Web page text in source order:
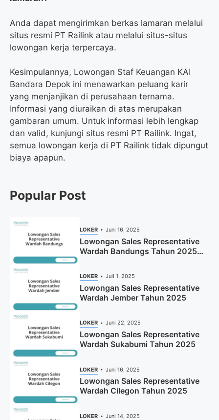
Anda dapat mengirimkan berkas lamaran melalui
situs resmi PT Railink atau melalui situs-situs
lowongan kerja terpercaya.
Kesimpulannya, Lowongan Staf Keuangan KAI
Bandara Depok ini menawarkan peluang karir
yang menjanjikan di perusahaan ternama.
Informasi yang diuraikan di atas merupakan
gambaran umum. Untuk informasi lebih lengkap
dan valid, kunjungi situs resmi PT Railink. Ingat,
semua lowongan kerja di PT Railink tidak dipungut
biaya apapun.
Popular Post
LOKER Juni 16, 2025
Lowongan Sales Representative
Wardah Bandungs Tahun 2025
LOKER Juli 1, 2025
Lowongan Sales Representative
Wardah Jember Tahun 2025
LOKER Juni 22, 2025
Lowongan Sales Representative
Wardah Sukabumi Tahun 2025
LOKER Juni 16, 2025
Lowongan Sales Representative
Wardah Cilegon Tahun 2025
LOKER Juni 14, 2025